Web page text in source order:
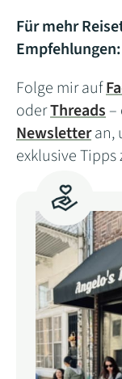
Für mehr
Empfehlungen:
Folge mir auf
oderThreads
Newsletteran,
exklusive